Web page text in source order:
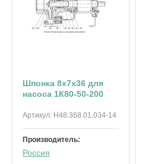
Шпонка 8х7х36 для
насоса 1К80-50-200
Артикул: Н48.368.01.034-14
Производитель:
Россия